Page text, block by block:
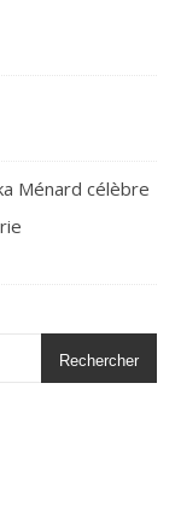
Ménard célèbre
Rechercher